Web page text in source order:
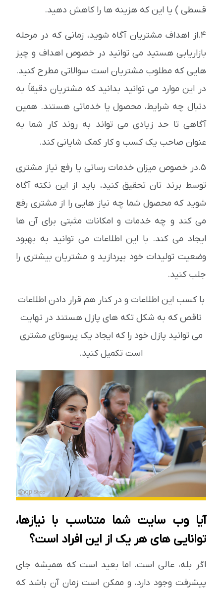
قسطی ) یا این که هزینه ها را کاهش دهید.
4.از اهداف مشتریان آگاه شوید، زمانی که در مرحله
بازاریابی هستید می توانید در خصوص اهداف و چیز
هایی که مطلوب مشتریان است سوالاتی مطرح کنید.
در این موارد می توانید بدانید که مشتریان دقیقاً به
دنبال چه شرایط، محصول یا خدماتی هستند. همین
آگاهی تا حد زیادی می تواند به روند کار شما به
عنوان صاحب یک کسب و کار کمک شایانی کند.
5.در خصوص میزان خدمات رسانی یا رفع نیاز مشتری
توسط برند تان تحقیق کنید، باید از این نکته آگاه
شوید که محصول شما چه نیاز هایی را از مشتری رفع
می کند و چه خدمات و امکانات مثبتی برای آن ها
ایجاد می کند. با این اطلاعات می توانید به بهبود
وضعیت تولیدات خود بپردازید و مشتریان بیشتری را
جلب کنید.
با کسب این اطلاعات و در کنار هم قرار دادن اطلاعات
ناقص که به شکل تکه های پازل هستند در نهایت
می توانید پازل خود را که ایجاد یک پرسونای مشتری
است تکمیل کنید.
آیا وب سایت شما متناسب با نیازها،
توانایی های هر یک از این افراد است؟
اگر بله، عالی است، اما بعید است که همیشه جای
پیشرفت وجود دارد، و ممکن است زمان آن باشد که